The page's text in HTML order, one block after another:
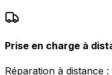
Prise en charge à
Réparation à distance